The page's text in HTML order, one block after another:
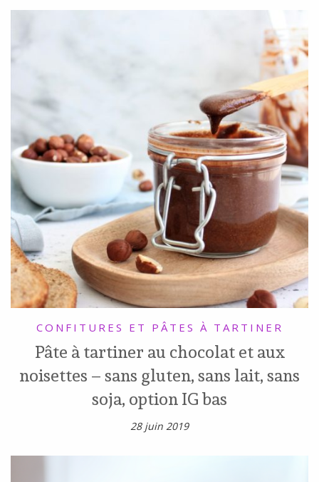
CONFITURES ET PÂTES À TARTINER
Pâte à tartiner au chocolat et aux
noisettes – sans gluten, sans lait, sans
soja, option IG bas
28 juin 2019